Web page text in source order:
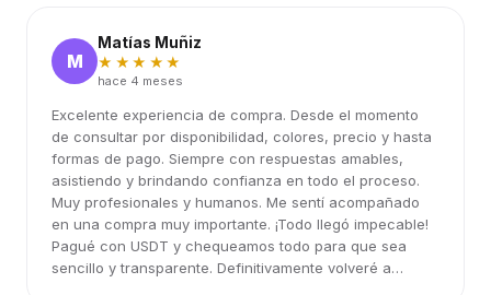
M
Matías Muñiz
★★★★★
hace 4 meses
Excelente experiencia de compra. Desde el momento
de consultar por disponibilidad, colores, precio y hasta
formas de pago. Siempre con respuestas amables,
asistiendo y brindando confianza en todo el proceso.
Muy profesionales y humanos. Me sentí acompañado
en una compra muy importante. ¡Todo llegó impecable!
Pagué con USDT y chequeamos todo para que sea
sencillo y transparente. Definitivamente volveré a